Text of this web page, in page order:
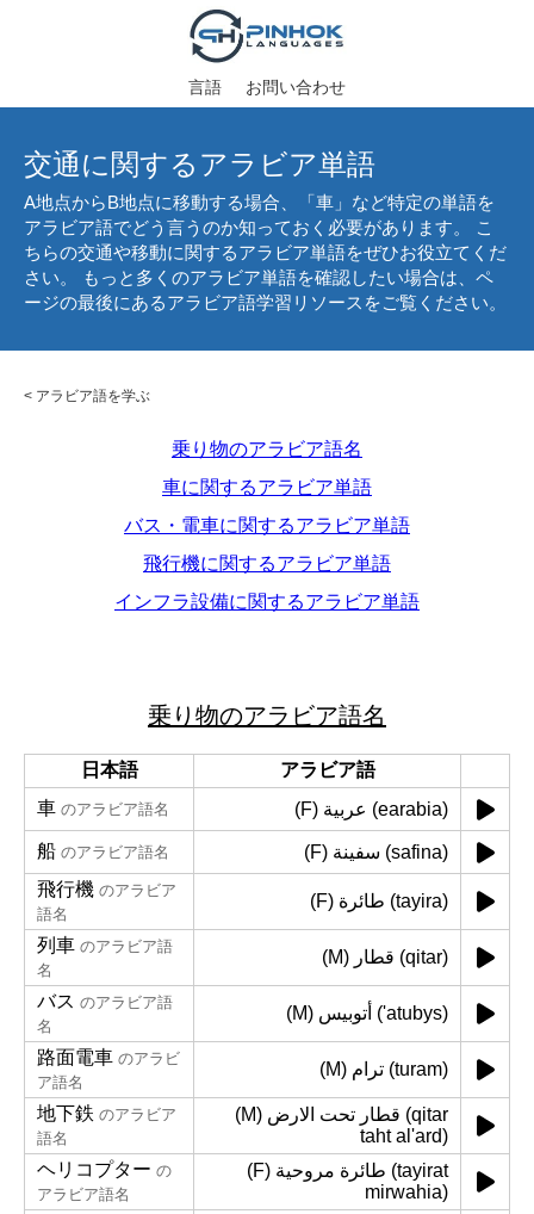
言語 お問い合わせ
交通に関するアラビア単語
A地点からB地点に移動する場合、「車」など特定の単語を
アラビア語でどう言うのか知っておく必要があります。 こ
ちらの交通や移動に関するアラビア単語をぜひお役立てくだ
さい。 もっと多くのアラビア単語を確認したい場合は、ペ
ージの最後にあるアラビア語学習リソースをご覧ください。
< アラビア語を学ぶ
乗り物のアラビア語名
車に関するアラビア単語
バス・電車に関するアラビア単語
飛行機に関するアラビア単語
インフラ設備に関するアラビア単語
乗り物のアラビア語名
日本語
アラビア語
車 のアラビア語名 (F) عربية (earabia)
船 のアラビア語名
(F) سفينة (safina)
飛行機 のアラビア
語名
(F) طائرة (tayira)
列車 のアラビア語
名
(M) قطار (qitar)
バス のアラビア語
名
(M) أتوبيس ('atubys)
路面電車 のアラビ
ア語名
(M) ترام (turam)
地下鉄 のアラビア
語名
(M) قطار تحت الارض (qitar
taht al'ard)
ヘリコプター の
アラビア語名
(F) طائرة مروحية (tayirat
mirwahia)